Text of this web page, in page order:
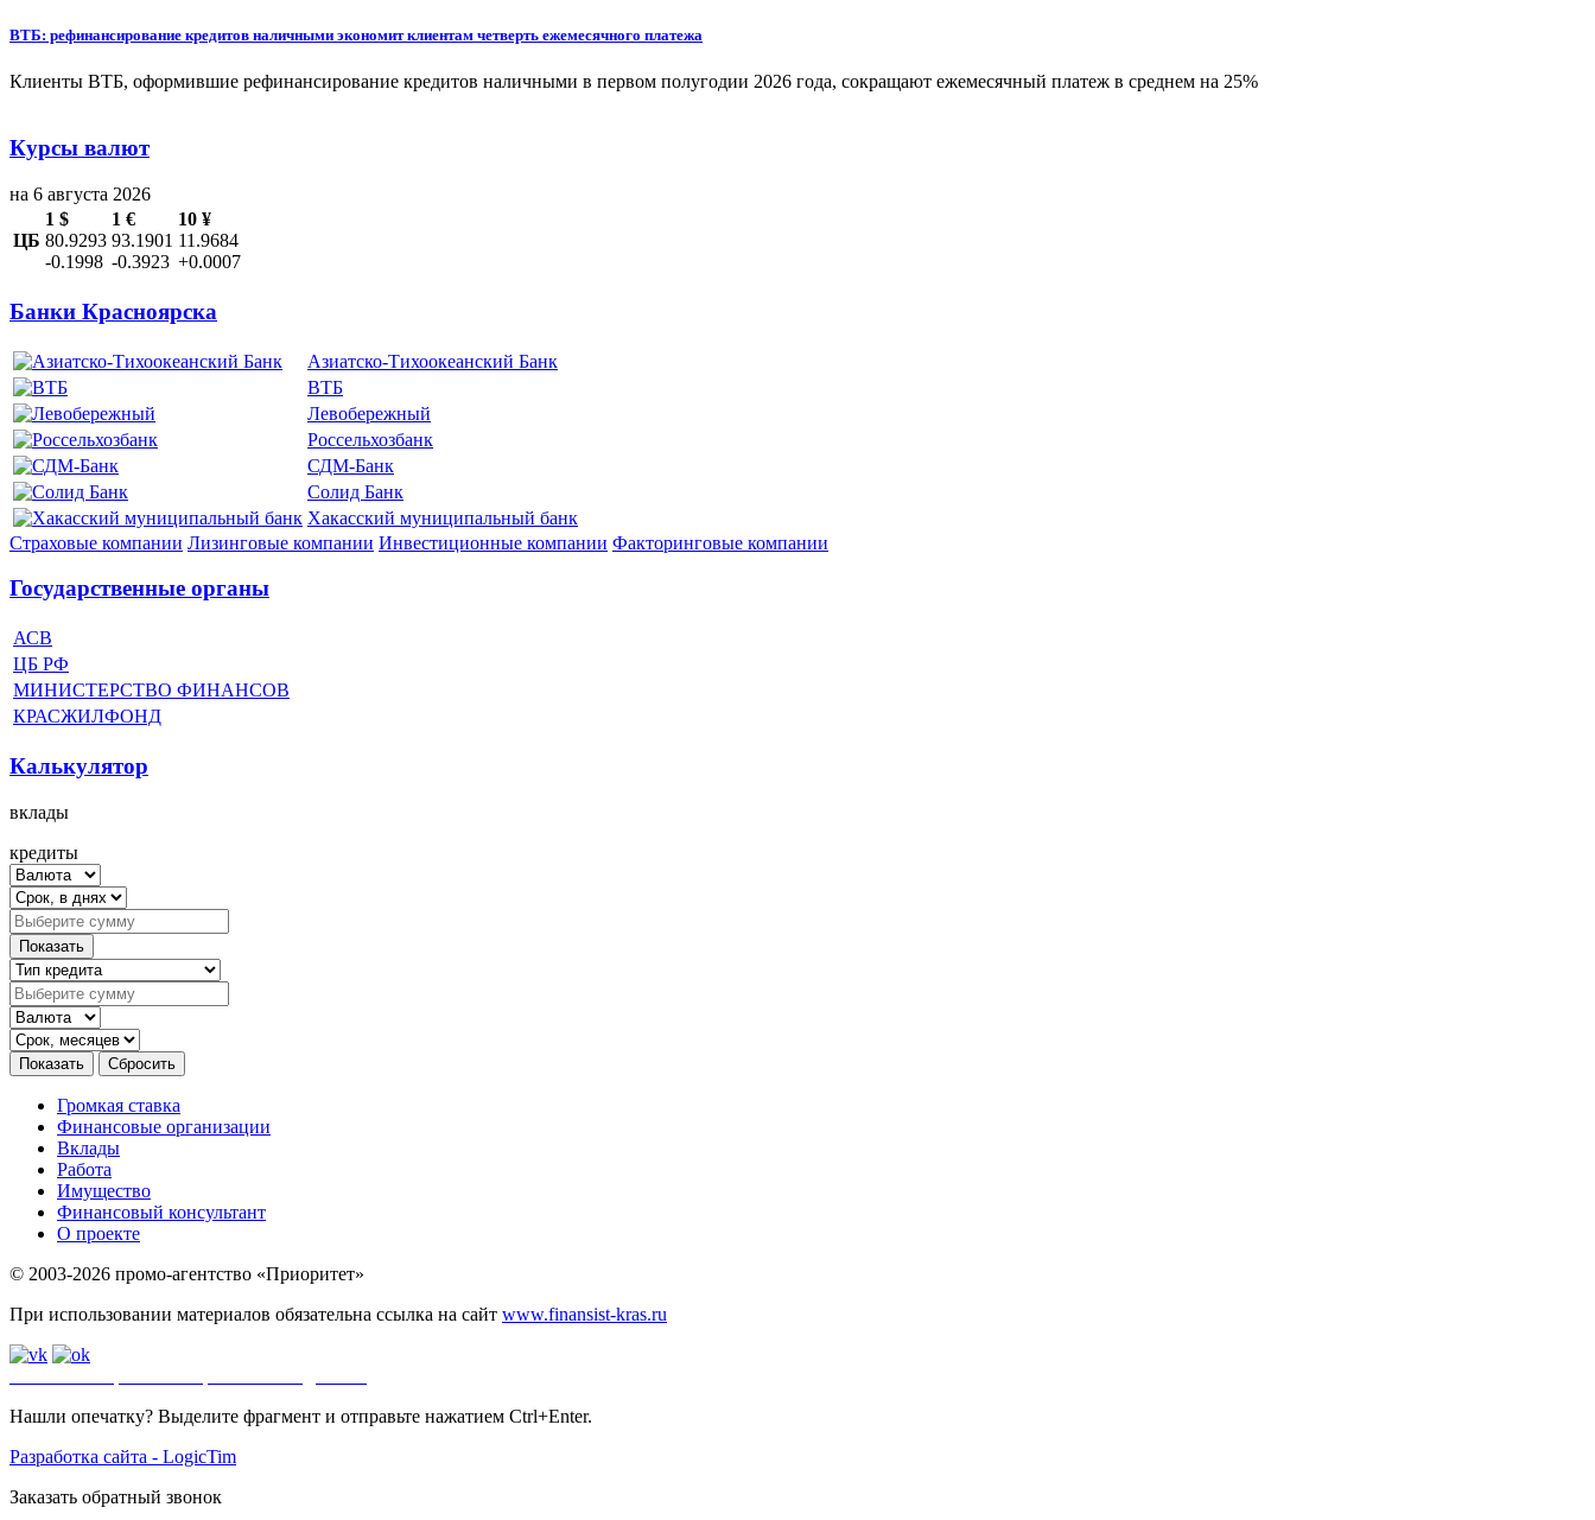
ВТБ: рефинансирование кредитов наличными экономит клиентам четверть ежемесячного платежа
Клиенты ВТБ , оформившие рефинансирование кредитов наличными в первом полугодии 2026 года, сокращают ежемесячный платеж в среднем на 25%
Курсы валют
на 6 августа 2026
ЦБ
1 $
80.9293
-0.1998
1 €
93.1901
-0.3923
10 ¥
11.9684
+0.0007
Банки Красноярска
Азиатско-Тихоокеанский Банк
ВТБ
Левобережный
Россельхозбанк
СДМ-Банк
Солид Банк
Хакасский муниципальный банк
Страховые компании Лизинговые компании Инвестиционные компании Факторинговые компании
Государственные органы
АСВ
ЦБ РФ
МИНИСТЕРСТВО ФИНАНСОВ
КРАСЖИЛФОНД
Калькулятор
вклады
кредиты
Громкая ставка
Финансовые организации
Вклады
Работа
Имущество
Финансовый консультант
О проекте
© 2003-2026 промо-агентство «Приоритет»
При использовании материалов обязательна ссылка на сайт www.finansist-kras.ru
Нашли опечатку? Выделите фрагмент и отправьте нажатием Ctrl+Enter.
Разработка сайта - LogicTim
Заказать обратный звонок